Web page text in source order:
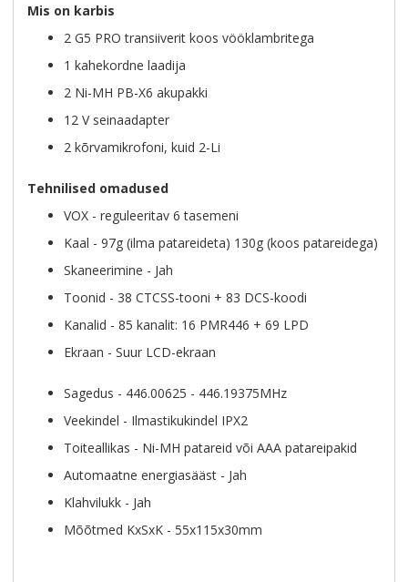
Mis on karbis
2 G5 PRO transiiverit koos vööklambritega
1 kahekordne laadija
2 Ni-MH PB-X6 akupakki
12 V seinaadapter
2 kõrvamikrofoni, kuid 2-Li
Tehnilised omadused
VOX - reguleeritav 6 tasemeni
Kaal - 97g (ilma patareideta) 130g (koos patareidega)
Skaneerimine - Jah
Toonid - 38 CTCSS-tooni + 83 DCS-koodi
Kanalid - 85 kanalit: 16 PMR446 + 69 LPD
Ekraan - Suur LCD-ekraan
Sagedus - 446.00625 - 446.19375MHz
Veekindel - Ilmastikukindel IPX2
Toiteallikas - Ni-MH patareid või AAA patareipakid
Automaatne energiasääst - Jah
Klahvilukk - Jah
Mõõtmed KxSxK - 55x115x30mm